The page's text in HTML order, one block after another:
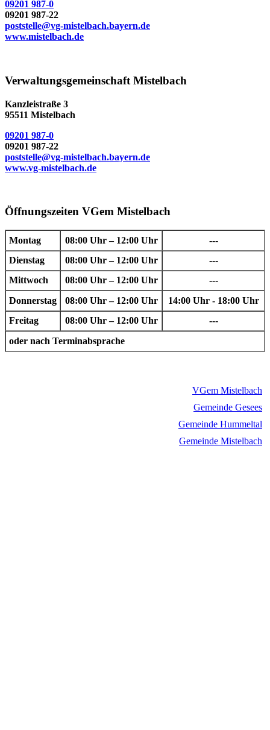
09201 987-0
09201 987-22
poststelle@vg-mistelbach.bayern.de
www.mistelbach.de
Verwaltungsgemeinschaft Mistelbach
Kanzleistraße 3
95511 Mistelbach
09201 987-0
09201 987-22
poststelle@vg-mistelbach.bayern.de
www.vg-mistelbach.de
Öffnungszeiten VGem Mistelbach
Montag 08:00 Uhr – 12:00 Uhr
---
Dienstag
08:00 Uhr – 12:00 Uhr
---
Mittwoch
08:00 Uhr – 12:00 Uhr
---
Donnerstag
08:00 Uhr – 12:00 Uhr
14:00 Uhr - 18:00 Uhr
Freitag
08:00 Uhr – 12:00 Uhr
---
oder nach Terminabsprache
VGem Mistelbach
Gemeinde Gesees
Gemeinde Hummeltal
Gemeinde Mistelbach